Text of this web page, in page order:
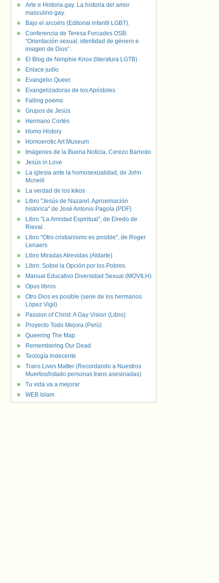
Arte e Historia gay. La historia del amor
masculino gay.
Bajo el arcoíris (Editorial infantil LGBT).
Conferencia de Teresa Forcades OSB:
“Orientación sexual, identidad de género e
imagen de Dios” .
El Blog de Nimphie Knox (literatura LGTB)
Enlace judío
Evangelio Queer.
Evangelizadoras de los Apóstoles
Falling poems
Grupos de Jesús
Hermano Cortés
Homo History
Homoerotic Art Museum
Imágenes de la Buena Noticia, Cerezo Barredo
Jesús in Love
La iglesia ante la homosexualidad, de John
Mcneill
La verdad de los kikos
Libro "Jesús de Nazaret. Aproximación
histórica" de José Antonio Pagola (PDF)
Libro "La Amistad Espiritual", de Elredo de
Rieval.
Libro "Otro cristianismo es posible", de Roger
Lenaers
Libro Miradas Atrevidas (Aldarte)
Libro: Sobre la Opción por los Pobres.
Manual Educativo Diversidad Sexual (MOVILH)
Opus libros
Otro Dios es posible (serie de los hermanos
López Vigil)
Passion of Christ: A Gay Vision (Libro)
Proyecto Todo Mejora (Perú)
Queering The Map
Remembering Our Dead
Teología Indecente
Trans Lives Matter (Recordando a Nuestros
Muertos/listado personas trans asesinadas)
Tu vida va a mejorar
WEB Islam